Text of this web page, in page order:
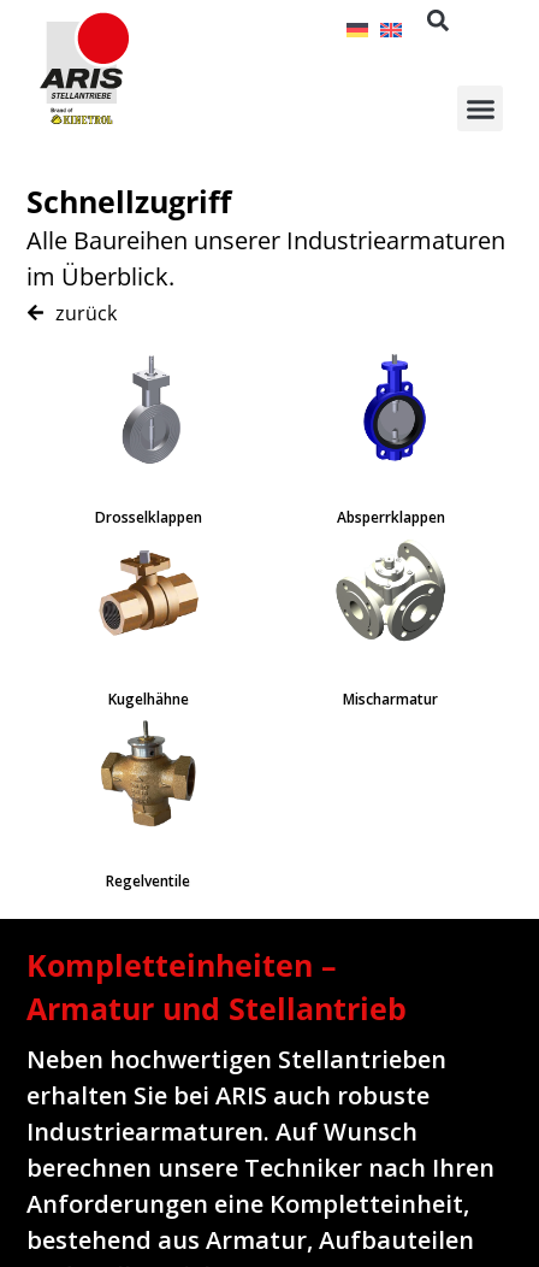
springen
Schnellzugriff
Alle Baureihen unserer Industriearmaturen
im Überblick.
zurück
Drosselklappen Absperrklappen
Kugelhähne Mischarmatur
Regelventile
Kompletteinheiten –
Armatur und Stellantrieb
Neben hochwertigen Stellantrieben
erhalten Sie bei ARIS auch robuste
Industriearmaturen. Auf Wunsch
berechnen unsere Techniker nach Ihren
Anforderungen eine Kompletteinheit,
bestehend aus Armatur, Aufbauteilen